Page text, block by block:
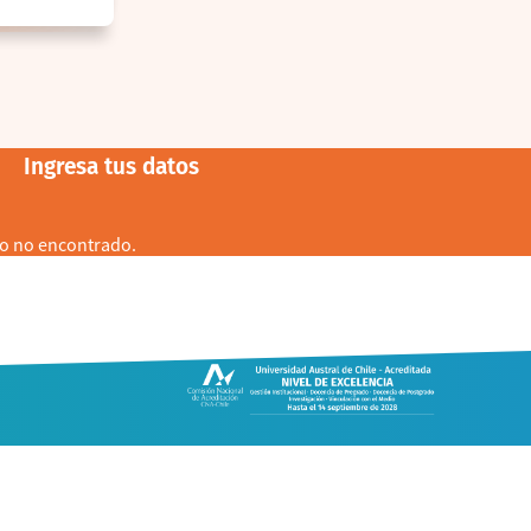
Ingresa tus datos
no encontrado.